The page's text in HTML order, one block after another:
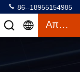
86--18955154985
Απόσπασμα